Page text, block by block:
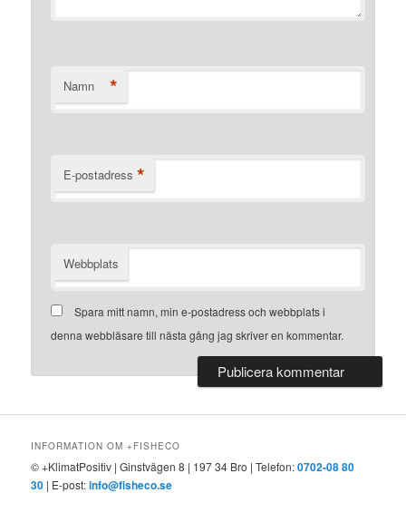
Namn *
E-postadress *
Webbplats
Spara mitt namn, min e-postadress och webbplats i
denna webbläsare till nästa gång jag skriver en kommentar.
INFORMATION OM +FISHECO
© +KlimatPositiv | Ginstvägen 8 | 197 34 Bro | Telefon:0702-08 80
30 | E-post:info@fisheco.se